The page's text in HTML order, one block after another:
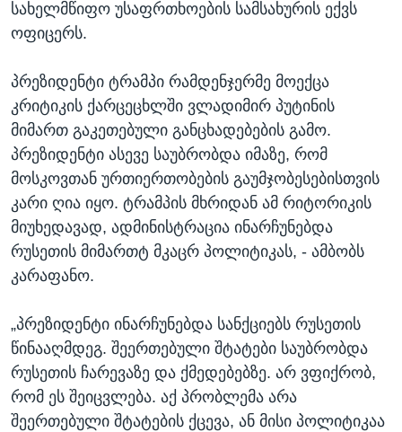
სახელმწიფო უსაფრთხოების სამსახურის ექვს
ოფიცერს.
პრეზიდენტი ტრამპი რამდენჯერმე მოექცა
კრიტიკის ქარცეცხლში ვლადიმირ პუტინის
მიმართ გაკეთებული განცხადებების გამო.
პრეზიდენტი ასევე საუბრობდა იმაზე, რომ
მოსკოვთან ურთიერთობების გაუმჯობესებისთვის
კარი ღია იყო. ტრამპის მხრიდან ამ რიტორიკის
მიუხედავად, ადმინისტრაცია ინარჩუნებდა
რუსეთის მიმართტ მკაცრ პოლიტიკას, - ამბობს
კარაფანო.
„პრეზიდენტი ინარჩუნებდა სანქციებს რუსეთის
წინააღმდეგ. შეერთებული შტატები საუბრობდა
რუსეთის ჩარევაზე და ქმედებებზე. არ ვფიქრობ,
რომ ეს შეიცვლება. აქ პრობლემა არა
შეერთებული შტატების ქცევა, ან მისი პოლიტიკაა